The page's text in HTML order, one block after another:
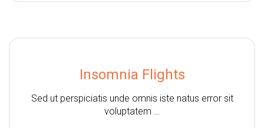
Insomnia Flights
Sed ut perspiciatis unde omnis iste natus error sit
voluptatem …